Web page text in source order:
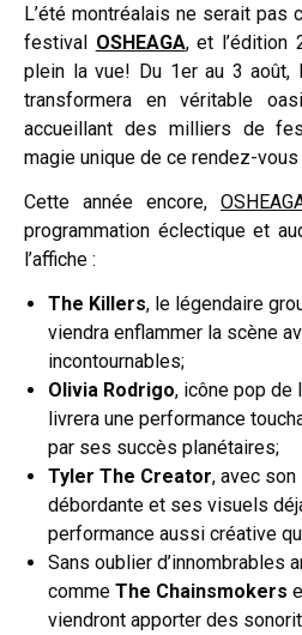
L’été montréalais ne serait pas complet sans le mythique
festival OSHEAGA, et l’édition
plein la vue! Du 1er au 3 août,
transformera en véritable
accueillant des milliers de
magie unique de ce rendez-vous
Cette année encore,
programmation éclectique et
l’affiche :
The Killers, le légendaire
viendra enflammer la scène
incontournables;
Olivia Rodrigo, icône pop de
livrera une performance
par ses succès planétaires;
Tyler The Creator, avec
débordante et ses visuels
performance aussi créative
Sans oublier
comme The Chainsmokers
viendront apporter des